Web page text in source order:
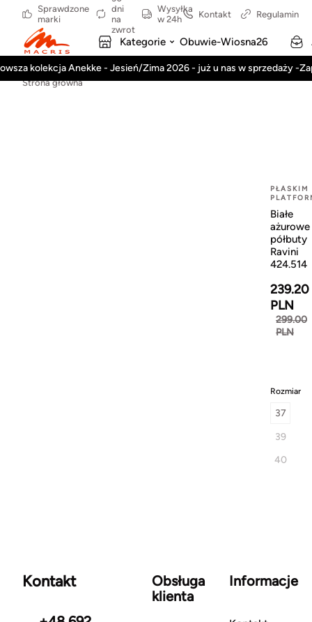
Sprawdzone
marki
dni
na
zwrot
Wysyłka
w 24h
Kontakt Regulamin
Kategorie Obuwie-Wiosna26
kolekcja Anekke - Jesień/Zima 2026 - już u nas w sprzedaży -
Strona główna
PŁASKIM
Białe
ażurowe
półbuty
Ravini
424.514
239.20
PLN
299.00
PLN
Rozmiar
37
39
40
Kontakt
Obsługa
klienta
Informacje